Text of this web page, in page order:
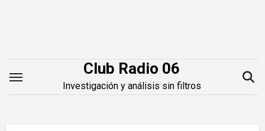
Club Radio 06
Investigación y análisis sin filtros